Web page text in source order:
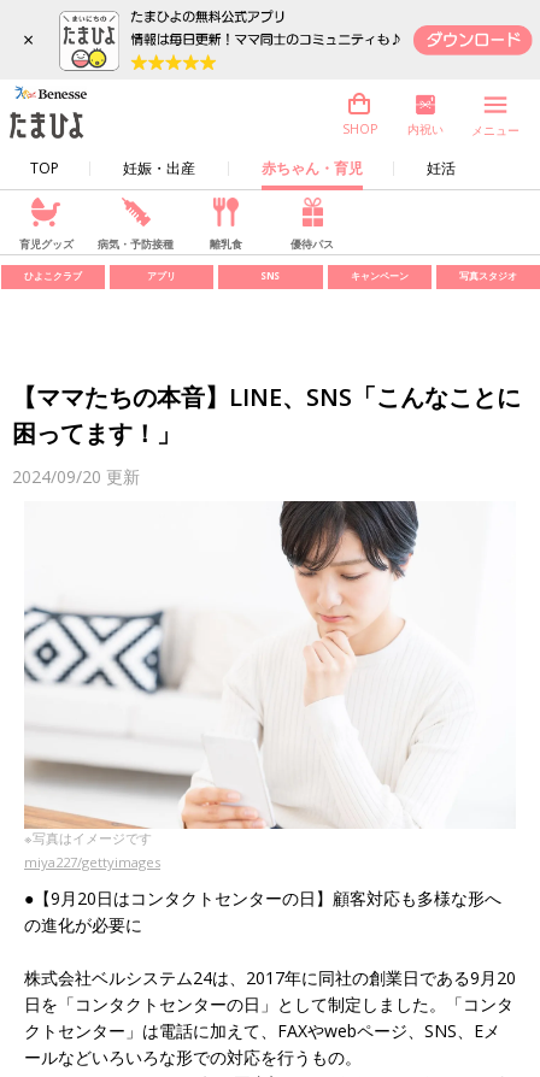
×
TOP 妊娠・出産 赤ちゃん・育児 妊活
SHOP 内祝い メニュー
育児グッズ 病気・予防接種 離乳食 優待パス
ひよこクラブ アプリ SNS キャンペーン 写真スタジオ
【ママたちの本音】LINE、SNS「こんなことに
困ってます！」
2024/09/20 更新
※写真はイメージです
miya227/gettyimages
●【9月20日はコンタクトセンターの日】顧客対応も多様な形へ
の進化が必要に
株式会社ベルシステム24は、2017年に同社の創業日である9月20
日を「コンタクトセンターの日」として制定しました。「コンタ
クトセンター」は電話に加えて、FAXやwebページ、SNS、Eメ
ールなどいろいろな形での対応を行うもの。